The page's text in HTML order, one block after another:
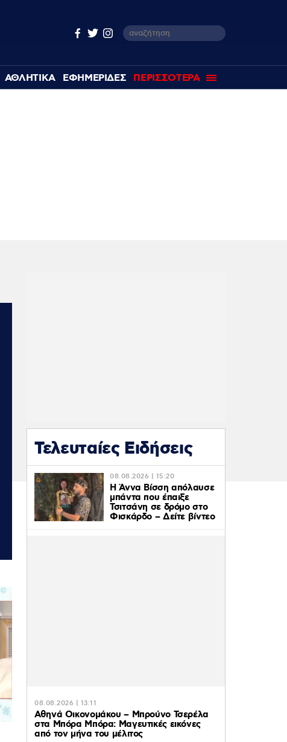
ΑΘΛΗΤΙΚΑ ΕΦΗΜΕΡΙΔΕΣ ΠΕΡΙΣΣΟΤΕΡΑ
Τελευταίες Ειδήσεις
08.08.2026 | 15:20
Η Άννα Βίσση απόλαυσε
μπάντα που έπαιξε
Τσιτσάνη σε δρόμο στο
Φισκάρδο – Δείτε βίντεο
08.08.2026 | 13:11
Αθηνά Οικονομάκου – Μπρούνο Τσερέλα
στα Μπόρα Μπόρα: Mαγευτικές εικόνες
από τον μήνα του μέλιτος